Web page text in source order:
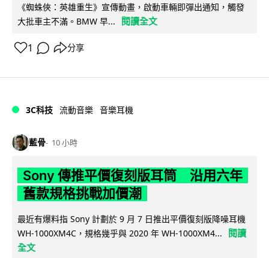
《蜘蛛俠：英雄重生》宣傳動畫，啟動車輛即彈出通知，觸發
大批車主不滿。BMW 早...
閱讀全文
1 分享
3C科技 流動音樂 音樂耳機
藍骨 10 小時
Sony 傳推平價復刻版耳筒 沿用六年
舊款規格挑戰加價潮
最近有爆料指 Sony 計劃於 9 月 7 日推出平價復刻版降噪耳機
WH-1000XM4C，規格幾乎與 2020 年 WH-1000XM4...
閱讀
全文